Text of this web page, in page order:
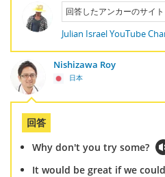
回答したアンカーのサイト
Julian Israel YouTube
Nishizawa Roy
日本
回答
Why don't you try some?
It would be great if we